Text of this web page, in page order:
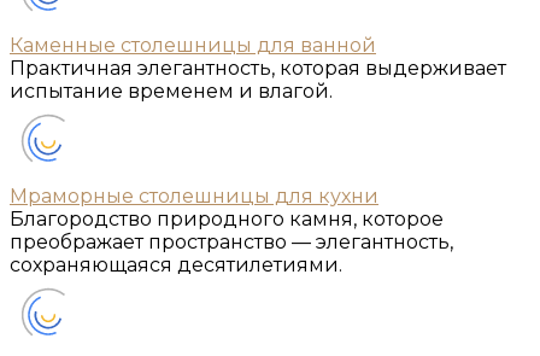
Каменные столешницы для ванной
Практичная элегантность, которая выдерживает
испытание временем и влагой.
Мраморные столешницы для кухни
Благородство природного камня, которое
преображает пространство — элегантность,
сохраняющаяся десятилетиями.